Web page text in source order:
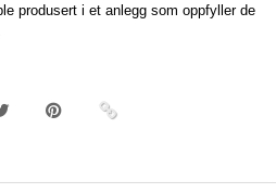
produsert i et anlegg som oppfyller de